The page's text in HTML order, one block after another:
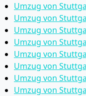
Umzug von
Umzug von
Umzug von
Umzug von
Umzug von
Umzug von
Umzug von
Umzug von